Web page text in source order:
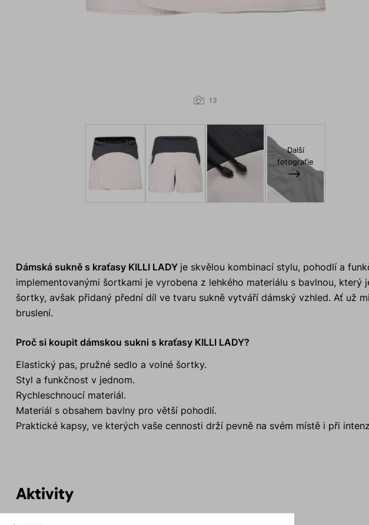
13
Další
fotografie
Dámská sukně s kraťasy KILLI LADY je skvělou kombinací stylu, pohodlí a
implementovanými šortkami je vyrobena z lehkého materiálu s bavlnou,
šortky, avšak přidaný přední díl ve tvaru sukně vytváří dámský vzhled. Ať už
bruslení.
Proč si koupit dámskou sukni s kraťasy KILLI LADY?
Elastický pas, pružné sedlo a volné šortky.
Styl a funkčnost v jednom.
Rychleschnoucí materiál.
Materiál s obsahem bavlny pro větší pohodlí.
Praktické kapsy, ve kterých vaše cennosti drží pevně na svém místě i při
Aktivity